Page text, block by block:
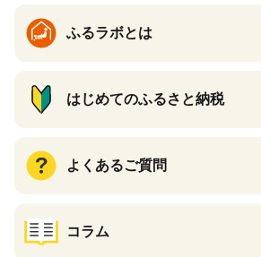
ふるラボとは
はじめてのふるさと納税
よくあるご質問
コラム